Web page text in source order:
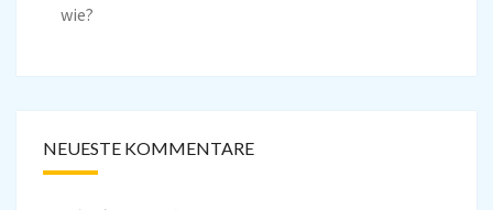
wie?
NEUESTE KOMMENTARE